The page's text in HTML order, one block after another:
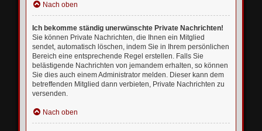
Nach oben
Ich bekomme ständig unerwünschte Private Nachrichten!
Sie können Private Nachrichten, die Ihnen ein Mitglied
sendet, automatisch löschen, indem Sie in Ihrem persönlichen
Bereich eine entsprechende Regel erstellen. Falls Sie
belästigende Nachrichten von jemandem erhalten, so können
Sie dies auch einem Administrator melden. Dieser kann dem
betreffenden Mitglied dann verbieten, Private Nachrichten zu
versenden.
Nach oben